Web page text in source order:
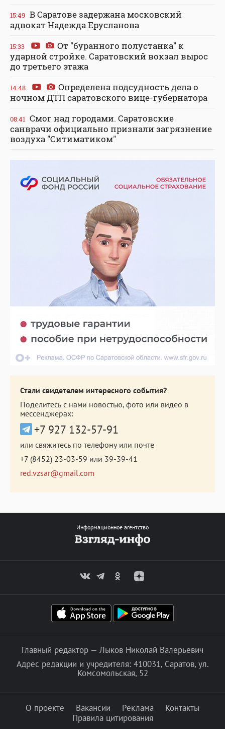
15:49 В Саратове задержана московский
адвокат Надежда Ерусланова
15:33
От "буранного полустанка" к
ударной стройке. Саратовский вокзал вырос
до третьего этажа
14:48
Определена подсудность дела о
ночном ДТП саратовского вице-губернатора
08:41 Смог над городами. Саратовские
санврачи официально признали загрязнение
воздуха "Ситиматиком"
Стали свидетелем интересного события?
Поделитесь с нами новостью, фото или видео в
мессенджерах:
+7 927 132-57-91
или свяжитесь по телефону или почте
+7 (8452) 23-03-59 или 39-39-41
red.vzsar@gmail.com
Информационное агентство
Главный редактор — Лыков Николай Валерьевич
Адрес редакции и учредителя: 410031, Саратов, ул.
Комсомольская, 52
О проекте Вакансии Реклама
Контакты
Правила цитирования